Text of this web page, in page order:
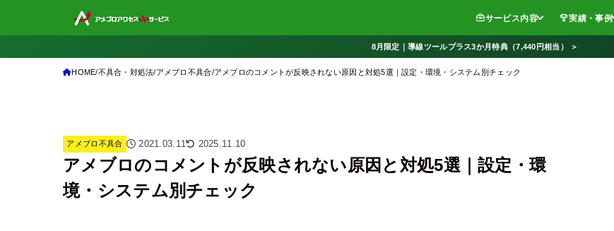
サービス内容 実績・事例
8月限定｜導線ツールプラス3か月特典（7,440円相当） ＞
HOME 不具合・対処法 アメブロ不具合 アメブロのコメントが反映されない原因と対処5選｜設定・環境・システム別チェック
アメブロ不具合 2021.03.11 2025.11.10
アメブロのコメントが反映されない原因と対処5選｜設定・環
境・システム別チェック